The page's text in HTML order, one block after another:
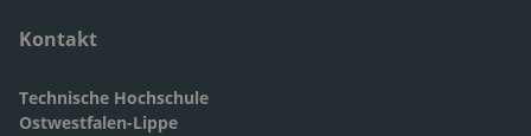
Kontakt
Technische Hochschule
Ostwestfalen-Lippe